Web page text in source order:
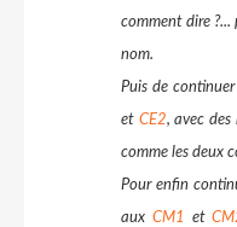
comment dire ?...
nom.
Puis de
et CE2, avec des
comme les deux
Pour enfin
aux CM1 et